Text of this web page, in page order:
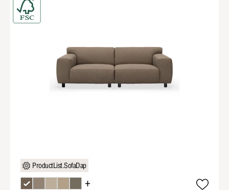
ProductList.SofaDap
+